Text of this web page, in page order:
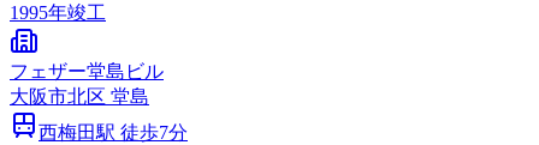
1995年竣工
フェザー堂島ビル
大阪市北区 堂島
西梅田駅 徒歩7分